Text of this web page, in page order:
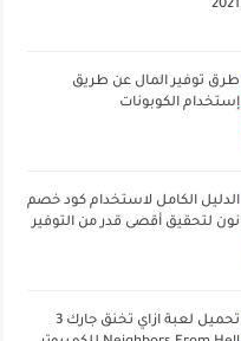
2021
طرق توفير المال عن طريق
إستخدام الكوبونات
الدليل الكامل لاستخدام كود خصم
نون لتحقيق أقصى قدر من التوفير
تحميل لعبة ازاي تخنق جارك 3